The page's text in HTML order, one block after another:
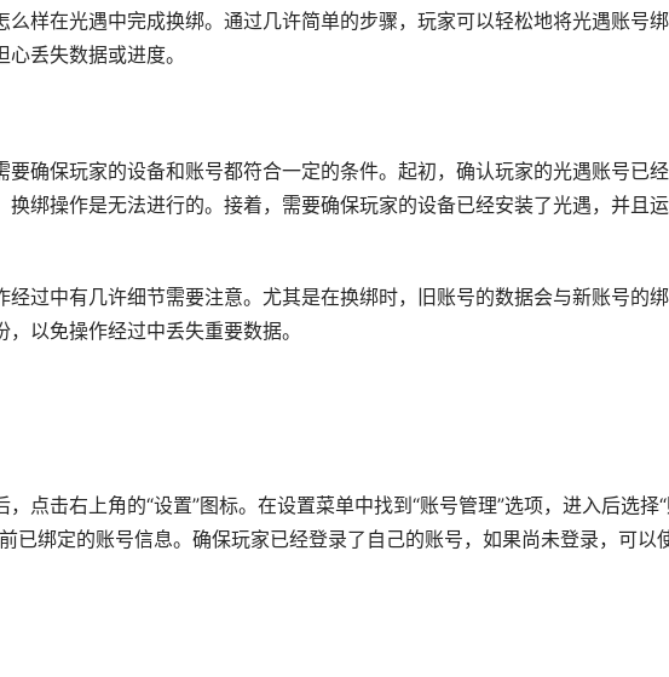
么样在光遇中完成换绑。通过几许简单的步骤，玩家可以轻松地将光遇账号
丢失数据或进度。
要确保玩家的设备和账号都符合一定的条件。起初，确认玩家的光遇账号已
换绑操作是无法进行的。接着，需要确保玩家的设备已经安装了光遇，并且
经过中有几许细节需要注意。尤其是在换绑时，旧账号的数据会与新账号的
以免操作经过中丢失重要数据。
点击右上角的“设置”图标。在设置菜单中找到“账号管理”选项，进入后选择
已绑定的账号信息。确保玩家已经登录了自己的账号，如果尚未登录，可以